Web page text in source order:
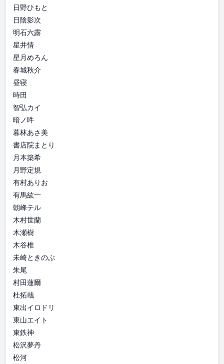
日野ひもと
日陰影次
明石六露
星井情
星月めろん
春城秋介
昼寝
時田
智弘カイ
暗ノ吽
暮林あさ美
書店院まとり
月本築希
月野定規
有村ありお
有馬紘一
朝峰テル
木村世蘭
木瀬樹
木谷椎
未崎ときのぶ
朱尾
村田蓮爾
杜拓哉
東出イロドリ
東山エイト
東鉄神
松沢夢丹
松河